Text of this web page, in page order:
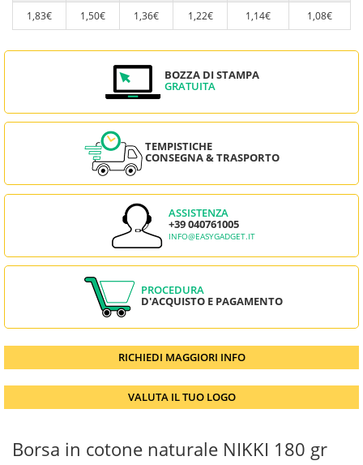
1,83€
1,50€ 1,36€ 1,22€ 1,14€ 1,08€
BOZZA DI STAMPA
GRATUITA
TEMPISTICHE
CONSEGNA & TRASPORTO
ASSISTENZA
+39 040761005
INFO@EASYGADGET.IT
PROCEDURA
D'ACQUISTO E PAGAMENTO
RICHIEDI MAGGIORI INFO
VALUTA IL TUO LOGO
Borsa in cotone naturale NIKKI 180 gr